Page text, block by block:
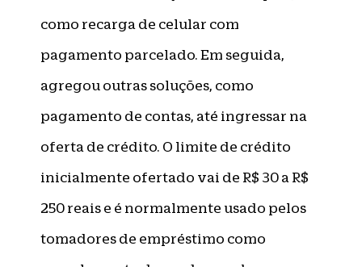
como recarga de celular com
pagamento parcelado. Em seguida,
agregou outras soluções, como
pagamento de contas, até ingressar na
oferta de crédito. O limite de crédito
inicialmente ofertado vai de R$ 30 a R$
250 reais e é normalmente usado pelos
tomadores de empréstimo como